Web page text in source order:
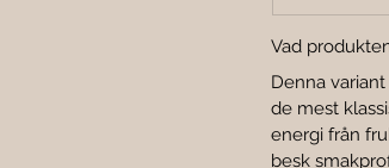
Vad
Denna
de mest
energi från
besk